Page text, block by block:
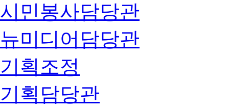
시민봉사담당관
뉴미디어담당관
기획조정
기획담당관